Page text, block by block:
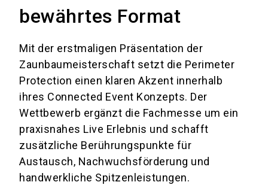
bewährtes Format
Mit der erstmaligen Präsentation der
Zaunbaumeisterschaft setzt die Perimeter
Protection einen klaren Akzent innerhalb
ihres Connected Event Konzepts. Der
Wettbewerb ergänzt die Fachmesse um ein
praxisnahes Live Erlebnis und schafft
zusätzliche Berührungspunkte für
Austausch, Nachwuchsförderung und
handwerkliche Spitzenleistungen.